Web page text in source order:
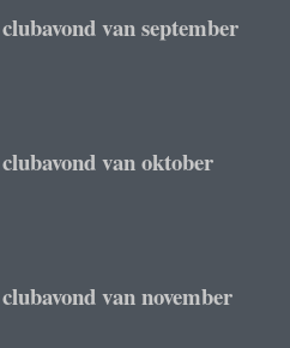
van september
van oktober
van november